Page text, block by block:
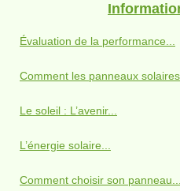
Évaluation de la performance...
Comment les panneaux
Le soleil : L’avenir...
L’énergie solaire...
Comment choisir son panneau...